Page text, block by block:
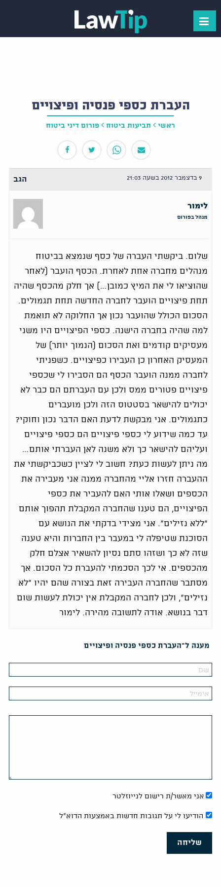
העברת כספי פנסיה ופיצויים
ראשי תביעות ביטוח פורום דיני ביטוח
9 בדצמבר 2012 בשעה 21:03 הגב
לימור
מנהל בפורום
שלום. ביקשתי העברה של כסף שנמצא בביטוח
מנהלים מחברה אחת לאחרת. הכסף הועבר (לאחר
שהוציאו לי את המיץ כמובן…) אך חלק מהכסף שהיה
תחת פיצויים הועבר לחברה החדשה תחת תגמולים.
הסכום הכולל שהועבר נכון אך החלוקה לא תואמת
למה שהיה בחברה הישנה. כספי הפיצויים היו משני
מעסיקים קודמים ואת הסכום (הנמוך יותר) של
המעסיק האחרון כן העבירו כפיצויים. כשפניתי
לחברה ממנה הועבר הכסף הם הסבירו לי שכספי
פיצויים פטורים ממס ולכן עם העברתם הם כבר לא
יכולים להישאר בסטטוס הזה ולכן מועברים
כתגמולים. אני מבקשת לדעת האם הדבר נכון וחוקי?
עד כמה שידוע לי כספי פיצויים הם כספי פיצויים
ועליהם להישאר כך ולא משנה לאן העברתי אותם…
מה ניתן לעשות כעת? חשוב לי לציין כשכביקשתי את
ההעברה חזרו אליי מהחברה ממנה אני מעבירה את
הכספים ושאלו אותי האם להעביר את כספי
הפיצויים, הם טענו שהחברה המקבלת תהפוך אותם
"ללא נזילים". אני מצידי בדקתי את הנושא עם
הסוכנת שטיפלה לי במעבר בין החברות והיא טענה
שזה לא כך ושזהו סתם נסיון להשאיר אצלם חלק
מהכספים. אי לכך הסכמתי להעברת כל הסכום. אך
מסתבר שהחברה העבירה זאת בצורה שהם יהיו "לא
נזילים", ולכן לחברה המקבלת אין יכולת לעשות שום
דבר בנושא. אודה לתשובה מהירה. לימור
מענה ל־העברת כספי פנסיה ופיצויים
אני מאשר/ת רישום לנייוזלטר
הודיעו לי על תגובות חדשות באמצעות הדוא"ל
שליחה